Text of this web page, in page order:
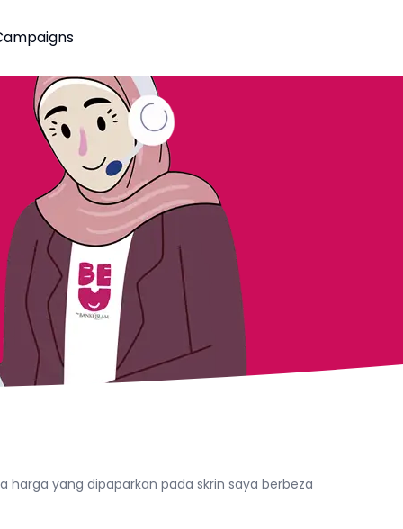
harga yang dipaparkan pada skrin saya berbeza